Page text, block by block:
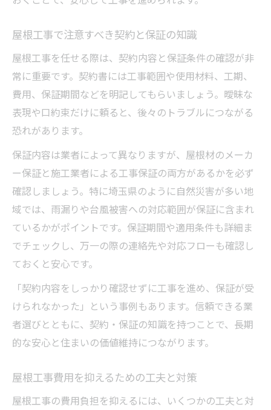
屋根工事で注意すべき契約と保証の知識
屋根工事を任せる際は、契約内容と保証条件の確認が非
常に重要です。契約書には工事範囲や使用材料、工期、
費用、保証期間などを明記してもらいましょう。曖昧な
表現や口約束だけに頼ると、後々のトラブルにつながる
恐れがあります。
保証内容は業者によって異なりますが、屋根材のメーカ
ー保証と施工業者による工事保証の両方があるかを必ず
確認しましょう。特に埼玉県のように自然災害が多い地
域では、雨漏りや台風被害への対応範囲が保証に含まれ
ているかがポイントです。保証期間や適用条件も詳細ま
でチェックし、万一の際の連絡先や対応フローも確認し
ておくと安心です。
「契約内容をしっかり確認せずに工事を進め、保証が受
けられなかった」という事例もあります。信頼できる業
者選びとともに、契約・保証の知識を持つことで、長期
的な安心と住まいの価値維持につながります。
屋根工事費用を抑えるための工夫と対策
屋根工事の費用負担を抑えるには、いくつかの工夫と対